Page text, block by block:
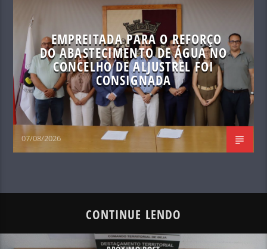
EMPREITADA PARA O REFORÇO
DO ABASTECIMENTO DE ÁGUA NO
CONCELHO DE ALJUSTREL FOI
CONSIGNADA
07/08/2026
CONTINUE LENDO